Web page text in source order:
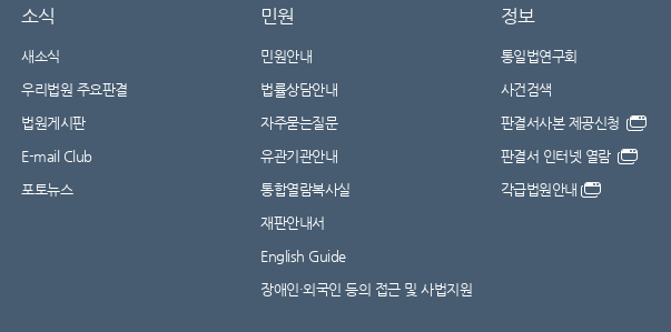
소식
새소식
우리법원 주요판결
법원게시판
E-mail Club
포토뉴스
민원
민원안내
법률상담안내
자주묻는질문
유관기관안내
통합열람복사실
재판안내서
English Guide
장애인·외국인 등의 접근 및 사법지원
정보
통일법연구회
사건검색
판결서사본 제공신청
판결서 인터넷 열람
각급법원안내